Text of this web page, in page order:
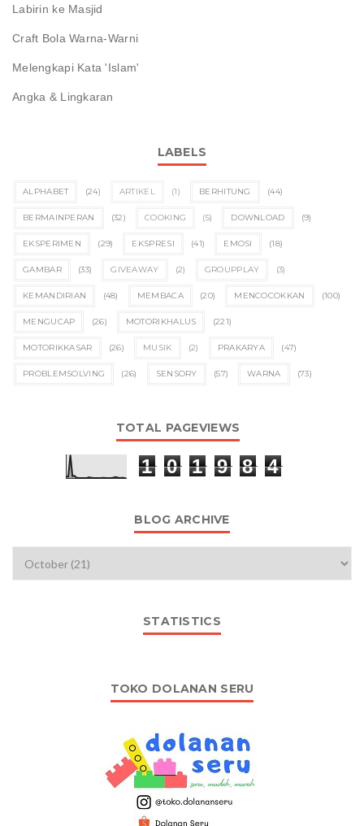
Labirin ke Masjid
Craft Bola Warna-Warni
Melengkapi Kata 'Islam'
Angka & Lingkaran
LABELS
ALPHABET (24) ARTIKEL (1) BERHITUNG (44)
BERMAINPERAN (32) COOKING (5) DOWNLOAD (9)
EKSPERIMEN (29) EKSPRESI (41) EMOSI (18)
GAMBAR (33) GIVEAWAY (2) GROUPPLAY (3)
KEMANDIRIAN (48) MEMBACA (20) MENCOCOKKAN (100)
MENGUCAP (26) MOTORIKHALUS (221)
MOTORIKKASAR (26) MUSIK (2) PRAKARYA (47)
PROBLEMSOLVING (26) SENSORY (57) WARNA (73)
TOTAL PAGEVIEWS
1 0 1 9 8 4
BLOG ARCHIVE
STATISTICS
TOKO DOLANAN SERU